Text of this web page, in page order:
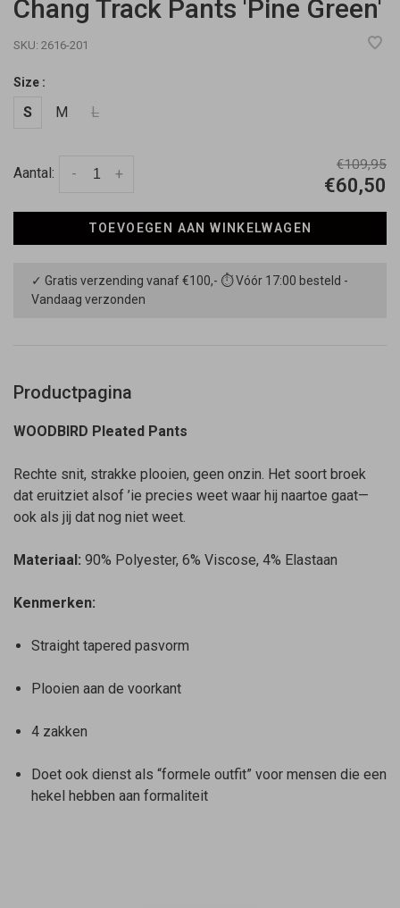
Chang Track Pants 'Pine Green'
SKU: 2616-201
Size :
S M L
Aantal: +
-
€109,95
€60,50
TOEVOEGEN AAN WINKELWAGEN
✓ Gratis verzending vanaf €100,- ⏱ Vóór 17:00 besteld -
Vandaag verzonden
Productpagina
WOODBIRD Pleated Pants
Rechte snit, strakke plooien, geen onzin. Het soort broek
dat eruitziet alsof ’ie precies weet waar hij naartoe gaat—
ook als jij dat nog niet weet.
Materiaal: 90% Polyester, 6% Viscose, 4% Elastaan
Kenmerken:
Straight tapered pasvorm
Plooien aan de voorkant
4 zakken
Doet ook dienst als “formele outfit” voor mensen die een
hekel hebben aan formaliteit